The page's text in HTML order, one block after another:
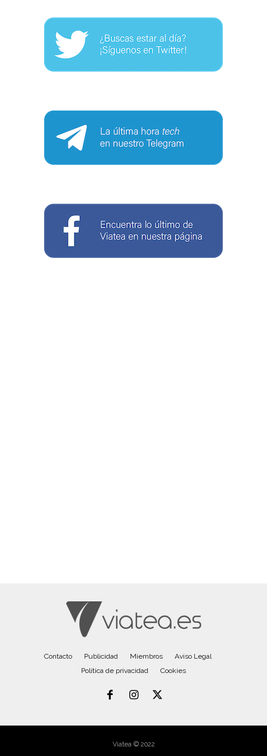
Contacto Publicidad Miembros
Aviso Legal
Política de privacidad
Cookies
Viatea © 2022